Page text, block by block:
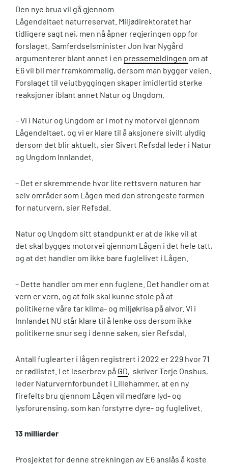
Den nye brua vil gå gjennom
Lågendeltaet naturreservat. Miljødirektoratet har
tidligere sagt nei, men nå åpner regjeringen opp for
forslaget. Samferdselsminister Jon Ivar Nygård
argumenterer blant annet i en pressemeldingen om at
E6 vil bli mer framkommelig, dersom man bygger veien.
Forslaget til veiutbyggingen skaper imidlertid sterke
reaksjoner iblant annet Natur og Ungdom.
– Vi i Natur og Ungdom er i mot ny motorvei gjennom
Lågendeltaet, og vi er klare til å aksjonere sivilt ulydig
dersom det blir aktuelt, sier Sivert Refsdal leder i Natur
og Ungdom Innlandet.
– Det er skremmende hvor lite rettsvern naturen har
selv områder som Lågen med den strengeste formen
for naturvern, sier Refsdal.
Natur og Ungdom sitt standpunkt er at de ikke vil at
det skal bygges motorvei gjennom Lågen i det hele tatt,
og at det handler om ikke bare fuglelivet i Lågen.
– Dette handler om mer enn fuglene. Det handler om at
vern er vern, og at folk skal kunne stole på at
politikerne våre tar klima- og miljøkrisa på alvor. Vi i
Innlandet NU står klare til å lenke oss dersom ikke
politikerne snur seg i denne saken, sier Refsdal.
Antall fuglearter i lågen registrert i 2022 er 229 hvor 71
er rødlistet. I et leserbrev på GD, skriver Terje Onshus,
leder Naturvernforbundet i Lillehammer, at en ny
firefelts bru gjennom Lågen vil medføre lyd- og
lysforurensing, som kan forstyrre dyre- og fuglelivet.
13 milliarder
Prosjektet for denne strekningen av E6 anslås å koste